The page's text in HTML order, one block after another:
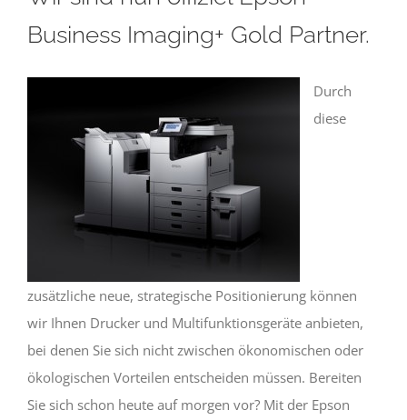
Business Imaging+ Gold Partner.
Durch
diese
zusätzliche neue, strategische Positionierung können
wir Ihnen Drucker und Multifunktionsgeräte anbieten,
bei denen Sie sich nicht zwischen ökonomischen oder
ökologischen Vorteilen entscheiden müssen. Bereiten
Sie sich schon heute auf morgen vor? Mit der Epson